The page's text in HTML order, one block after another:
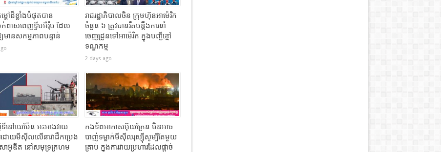
ដៅដ៏ខ្លាំងបំផុតបាន
ពាសពេញទ្វីបអឺរ៉ុប ដែល
មានសកម្មភាពបន្ទាន់
រាជរដ្ឋាភិបាល​ចិន​ ក្រុមហ៊ុនអាម៉េរិក
ចំនួន ៦ ត្រូវ​បានរឹតបន្តឹងការនាំ
ចេញដ្រូនទៅអាម៉េរិក​ ក្នុងបញ្ជីខ្មៅ
ទណ្ឌកម្ម
2 days ago
នៅយេម៉ែន អះអាងវាយ
ដោយមីស៊ីលលើនាវាដឹកប្រេង
សាអ៊ូឌីត នៅសមុទ្រក្រហម
កងទ័ពអាកាសអ៊ុយក្រែន មិនអាច
បាញ់ទម្លាក់មីស៊ីលរុស្ស៊ីសូម្បីតែមួយ
គ្រាប់ ក្នុងការវាយប្រហារដែលផ្តាច់